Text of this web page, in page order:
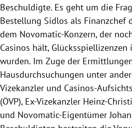
Beschuldigte. Es geht um die
Bestellung Sidlos als Finanzchef
dem Novomatic-Konzern, der
Casinos hält,
wurden. Im Zuge der
Hausdurchsuchungen unter
Vizekanzler und Casinos-
(ÖVP), Ex-Vizekanzler Heinz-
und Novomatic-Eigentümer